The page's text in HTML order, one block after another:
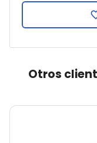
Otros